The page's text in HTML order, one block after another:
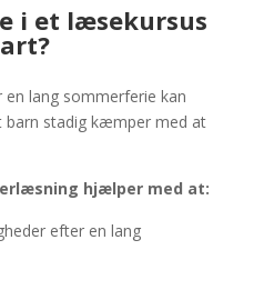
i et læsekursus
lang sommerferie kan
stadig kæmper med at
hjælper med at:
efter en lang